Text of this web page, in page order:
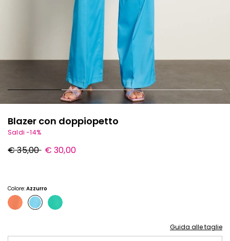
Blazer con doppiopetto
Saldi -14%
Prezzo
originale
€ 35,00 Nuovo
prezzo
€ 30,00
Colore:Azzurro
Guida alle taglie